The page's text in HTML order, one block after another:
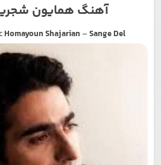
آهنگ همایون
Homayoun Shajarian –Sange Del